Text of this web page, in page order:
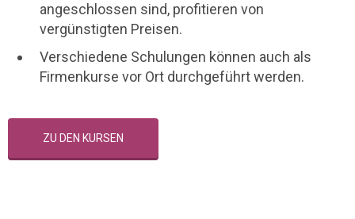
angeschlossen sind, profitieren von
vergünstigten Preisen.
Verschiedene Schulungen können auch als
Firmenkurse vor Ort durchgeführt werden.
ZU DEN KURSEN